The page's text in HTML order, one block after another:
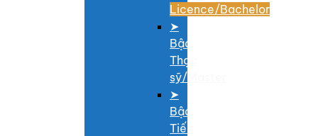
Licence/Bachelor
➤
Bậc
Thạc
sỹ/Master
➤
Bậc
Tiến